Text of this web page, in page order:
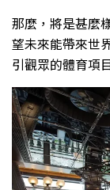
那麼，將是甚麼
望未來能帶來世
引觀眾的體育項